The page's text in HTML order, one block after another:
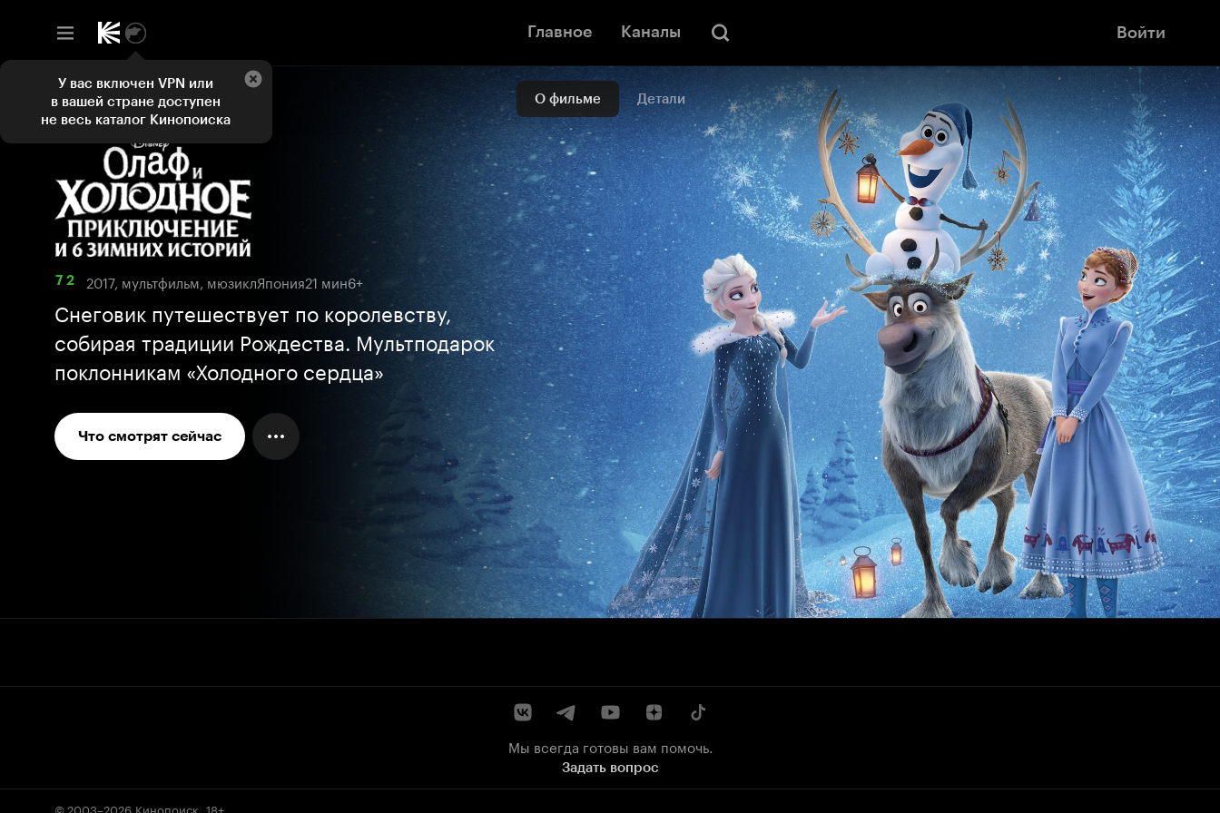
Главное Каналы Войти
О фильме Детали
7 2 2017, мультфильм, мюзиклЯпония21 мин6+
Снеговик путешествует по королевству,
собирая традиции Рождества. Мультподарок
поклонникам «Холодного сердца»
Что смотрят сейчас
Мы всегда готовы вам помочь.
Задать вопрос
© 2003–2026 Кинопоиск 18+
У вас включен VPN или
в вашей стране доступен
не весь каталог Кинопоиска